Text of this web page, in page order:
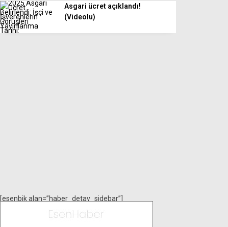
Asgari ücret açıklandı!
(Videolu)
[esenbik alan=”haber_detay_sidebar”]